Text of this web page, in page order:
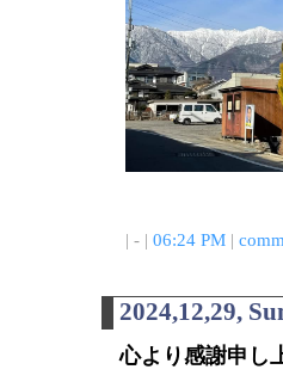
| - | 06:24 PM|
2024,12,29,
心より感謝申し